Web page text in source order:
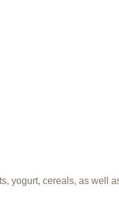
yogurt, cereals, as well